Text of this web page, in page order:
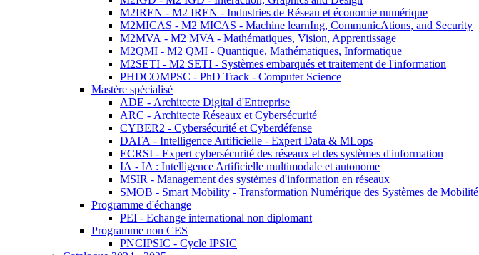
M2IREN - M2 IREN - Industries de Réseau et économie numérique
M2MICAS - M2 MICAS - Machine learnIng, CommunicAtions, and Security
M2MVA - M2 MVA - Mathématiques, Vision, Apprentissage
M2QMI - M2 QMI - Quantique, Mathématiques, Informatique
M2SETI - M2 SETI - Systèmes embarqués et traitement de l'information
PHDCOMPSC - PhD Track - Computer Science
Mastère spécialisé
ADE - Architecte Digital d'Entreprise
ARC - Architecte Réseaux et Cybersécurité
CYBER2 - Cybersécurité et Cyberdéfense
DATA - Intelligence Artificielle - Expert Data & MLops
ECRSI - Expert cybersécurité des réseaux et des systèmes d'information
IA - IA : Intelligence Artificielle multimodale et autonome
MSIR - Management des systèmes d'information en réseaux
SMOB - Smart Mobility - Transformation Numérique des Systèmes de Mobilité
Programme d'échange
PEI - Echange international non diplomant
Programme non CES
PNCIPSIC - Cycle IPSIC